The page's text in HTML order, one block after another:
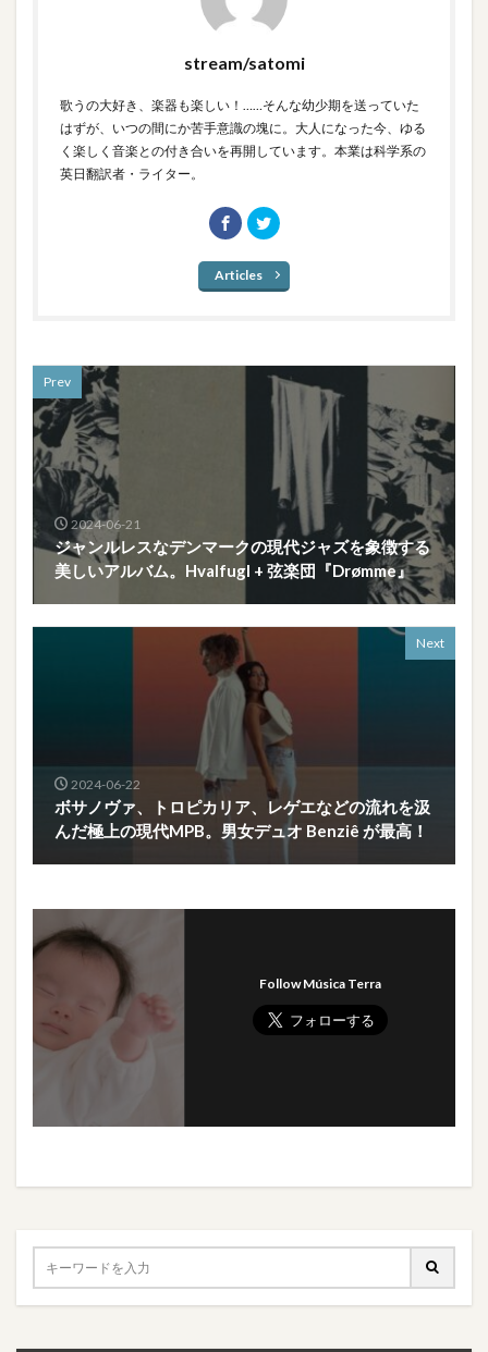
stream/satomi
歌うの大好き、楽器も楽しい！……そんな幼少期を送っていた
はずが、いつの間にか苦手意識の塊に。大人になった今、ゆる
く楽しく音楽との付き合いを再開しています。本業は科学系の
英日翻訳者・ライター。
Articles
Prev
2024-06-21
ジャンルレスなデンマークの現代ジャズを象徴する
美しいアルバム。Hvalfugl + 弦楽団『Drømme』
Next
2024-06-22
ボサノヴァ、トロピカリア、レゲエなどの流れを汲
んだ極上の現代MPB。男女デュオ Benziê が最高！
Follow Música Terra